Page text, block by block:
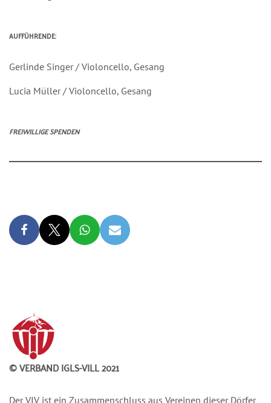
AUFFÜHRENDE:
Gerlinde Singer / Violoncello, Gesang
Lucia Müller / Violoncello, Gesang
FREIWILLIGE SPENDEN
© VERBAND IGLS-VILL 2021
Der VIV ist ein Zusammenschluss aus Vereinen dieser Dörfer